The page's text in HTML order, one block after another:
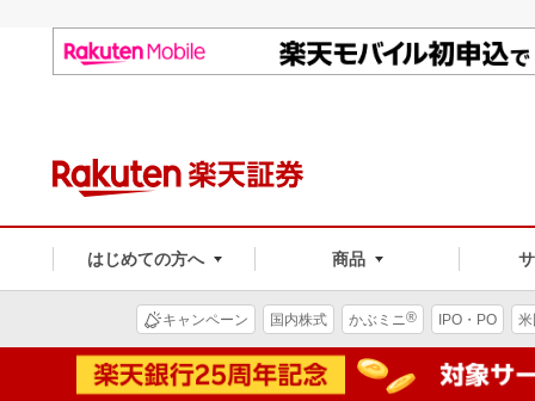
はじめての方へ 商品
キャンペーン 国内株式 かぶミニ® IPO・PO